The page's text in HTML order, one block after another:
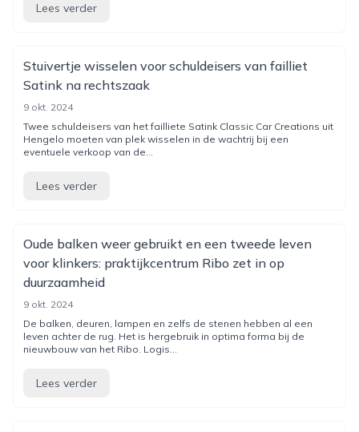
Lees verder
Stuivertje wisselen voor schuldeisers van failliet
Satink na rechtszaak
9 okt. 2024
Twee schuldeisers van het failliete Satink Classic Car Creations uit
Hengelo moeten van plek wisselen in de wachtrij bij een
eventuele verkoop van de...
Lees verder
Oude balken weer gebruikt en een tweede leven
voor klinkers: praktijkcentrum Ribo zet in op
duurzaamheid
9 okt. 2024
De balken, deuren, lampen en zelfs de stenen hebben al een
leven achter de rug. Het is hergebruik in optima forma bij de
nieuwbouw van het Ribo. Logis...
Lees verder